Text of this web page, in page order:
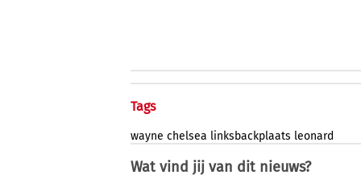
Tags
wayne chelsea linksbackplaats leonard
Wat vind jij van dit nieuws?